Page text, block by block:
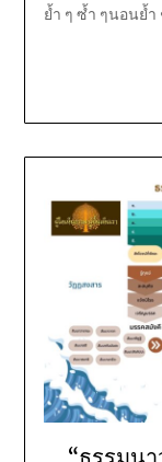
ย้ำ ๆ ซ้ำ ๆนอนย้ำ